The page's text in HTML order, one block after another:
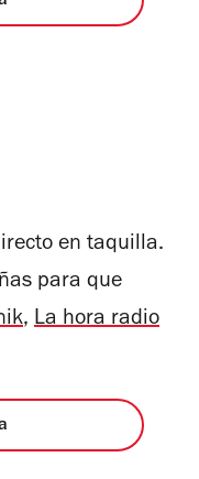
en taquilla.
para que
, La hora radio